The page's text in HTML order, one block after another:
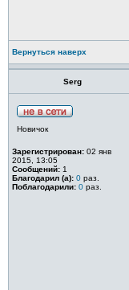
Вернуться наверх
Serg
Новичок
Зарегистрирован: 02 янв
2015, 13:05
Сообщений: 1
Благодарил (а): 0 раз.
Поблагодарили: 0 раз.